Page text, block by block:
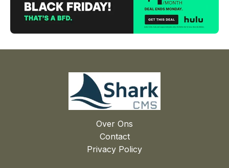
Over Ons
Contact
Privacy Policy